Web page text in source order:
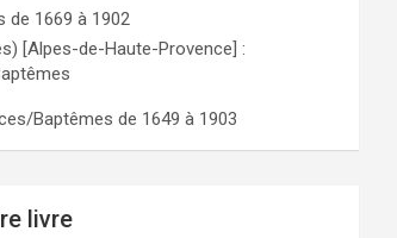
de 1669 à 1902
[Alpes-de-Haute-Provence] :
Baptêmes de 1649 à 1903
livre